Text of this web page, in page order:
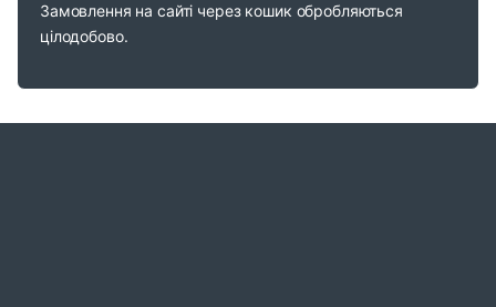
Замовлення на сайті через кошик обробляються
цілодобово.